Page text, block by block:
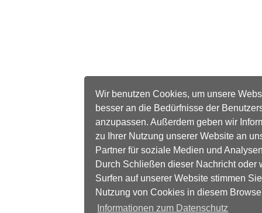
Wir benutzen Cookies, um unsere
besser an die Bedürfnisse der
anzupassen. Außerdem geben wir
zu Ihrer Nutzung unserer Website an
Partner für soziale Medien und
Durch Schließen dieser Nachricht oder
Surfen auf unserer Website stimmen
Nutzung von Cookies in diesem
Informationen zum Datenschutz